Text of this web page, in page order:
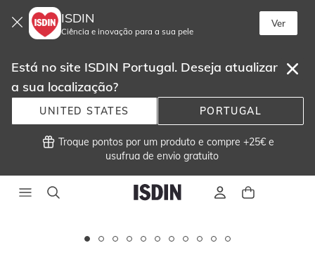
ISDIN
Ciência e inovação para a sua pele
Ver
Está no site ISDIN Portugal. Deseja atualizar
a sua localização?
UNITED STATES PORTUGAL
Troque pontos por um produto e compre +25€ e
usufrua de envio gratuito